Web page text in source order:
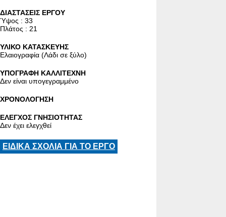
ΔΙΑΣΤΑΣΕΙΣ ΕΡΓΟΥ
Ύψος : 33
Πλάτος : 21
ΥΛΙΚΟ ΚΑΤΑΣΚΕΥΗΣ
Ελαιογραφία (Λάδι σε ξύλο)
ΥΠΟΓΡΑΦΗ ΚΑΛΛΙΤΕΧΝΗ
Δεν είναι υπογεγραμμένο
ΧΡΟΝΟΛΟΓΗΣΗ
ΕΛΕΓΧΟΣ ΓΝΗΣΙΟΤΗΤΑΣ
Δεν έχει ελεγχθεί
ΕΙΔΙΚΑ ΣΧΟΛΙΑ ΓΙΑ ΤΟ ΕΡΓΟ